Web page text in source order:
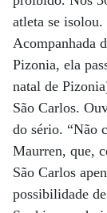
atleta se isolou.
Acompanhada
Pizonia, ela
natal de
São Carlos.
do sério. “Não
Maurren, que,
São Carlos
possibilidade